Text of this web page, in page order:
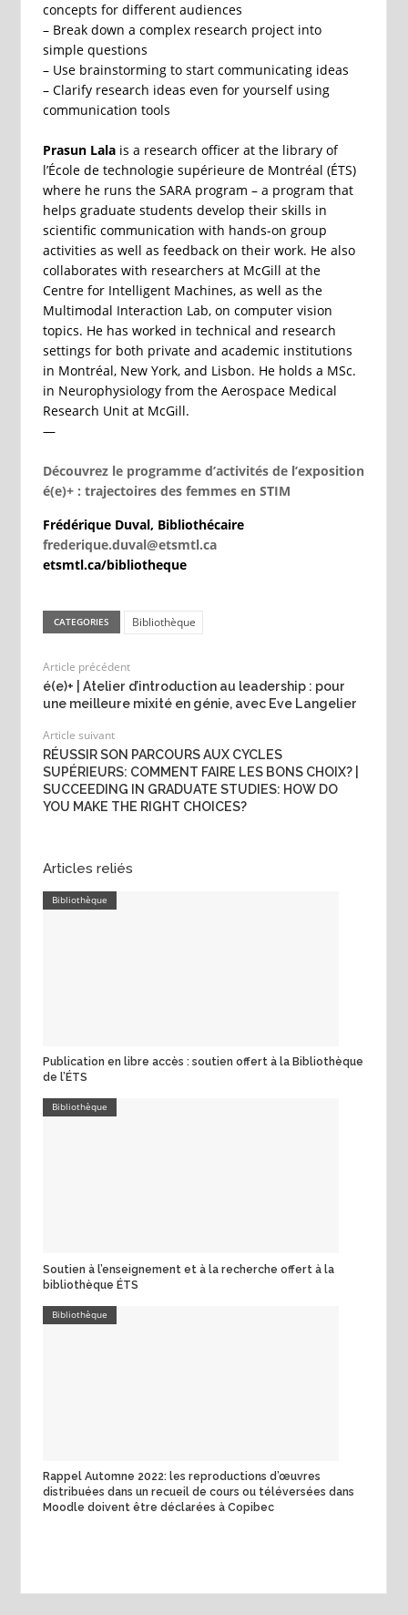
concepts for different audiences
– Break down a complex research project into
simple questions
– Use brainstorming to start communicating ideas
– Clarify research ideas even for yourself using
communication tools
Prasun Lalais a research officer at the library of
l’École de technologie supérieure de Montréal (ÉTS)
where he runs the SARA program – a program that
helps graduate students develop their skills in
scientific communication with hands-on group
activities as well as feedback on their work. He also
collaborates with researchers at McGill at the
Centre for Intelligent Machines, as well as the
Multimodal Interaction Lab, on computer vision
topics. He has worked in technical and research
settings for both private and academic institutions
in Montréal, New York, and Lisbon. He holds a MSc.
in Neurophysiology from the Aerospace Medical
Research Unit at McGill.
—
Découvrez le programme d’activités de l’exposition
é(e)+ : trajectoires des femmes en STIM
Frédérique Duval, Bibliothécaire
frederique.duval@etsmtl.ca
etsmtl.ca/bibliotheque
CATEGORIES Bibliothèque
Article précédent
é(e)+ | Atelier d’introduction au leadership : pour
une meilleure mixité en génie, avec Eve Langelier
Article suivant
RÉUSSIR SON PARCOURS AUX CYCLES
SUPÉRIEURS: COMMENT FAIRE LES BONS CHOIX? |
SUCCEEDING IN GRADUATE STUDIES: HOW DO
YOU MAKE THE RIGHT CHOICES?
Articles reliés
Bibliothèque
Publication en libre accès : soutien offert à la Bibliothèque
de l’ÉTS
Bibliothèque
Soutien à l’enseignement et à la recherche offert à la
bibliothèque ÉTS
Bibliothèque
Rappel Automne 2022: les reproductions d’œuvres
distribuées dans un recueil de cours ou téléversées dans
Moodle doivent être déclarées à Copibec